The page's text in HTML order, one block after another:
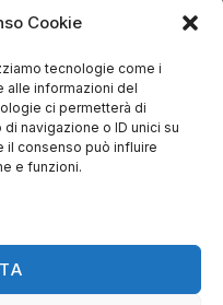
Cookie
tecnologie come i
alle informazioni del
ci permetterà di
navigazione o ID unici su
il consenso può influire
e funzioni.